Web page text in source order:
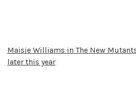
Maisie Williams in The New
later this year